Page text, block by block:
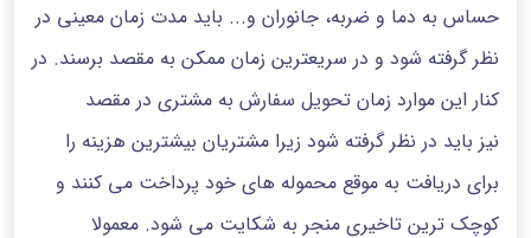
حساس به دما و ضربه، جانوران و... باید مدت زمان معینی در
نظر گرفته شود و در سریعترین زمان ممکن به مقصد برسند. در
کنار این موارد زمان تحویل سفارش به مشتری در مقصد
نیز باید در نظر گرفته شود زیرا مشتریان بیشترین هزینه‌ را
برای دریافت به موقع محموله های خود پرداخت می کنند و
کوچک ترین تاخیری منجر به شکایت می شود. معمولا